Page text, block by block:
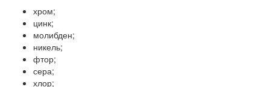
хром;
цинк;
молибден;
никель;
фтор;
сера;
хлор;